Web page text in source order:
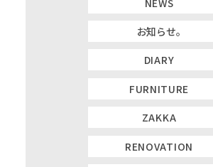
お知らせ。
DIARY
FURNITURE
ZAKKA
RENOVATION